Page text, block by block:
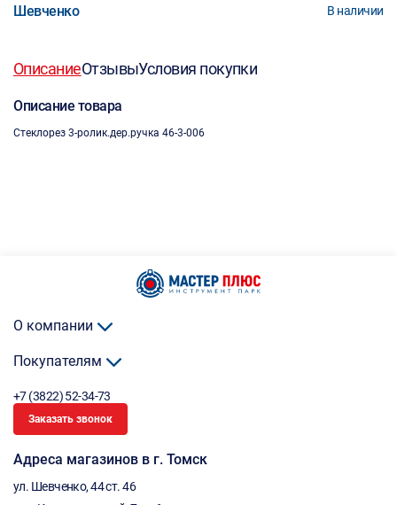
Шевченко В наличии
ОписаниеОтзывыУсловия покупки
Описание товара
Стеклорез 3-ролик.дер.ручка 46-3-006
О компании
Покупателям
+7 (3822) 52-34-73
Заказать звонок
Адреса магазинов в г. Томск
ул. Шевченко, 44 ст. 46